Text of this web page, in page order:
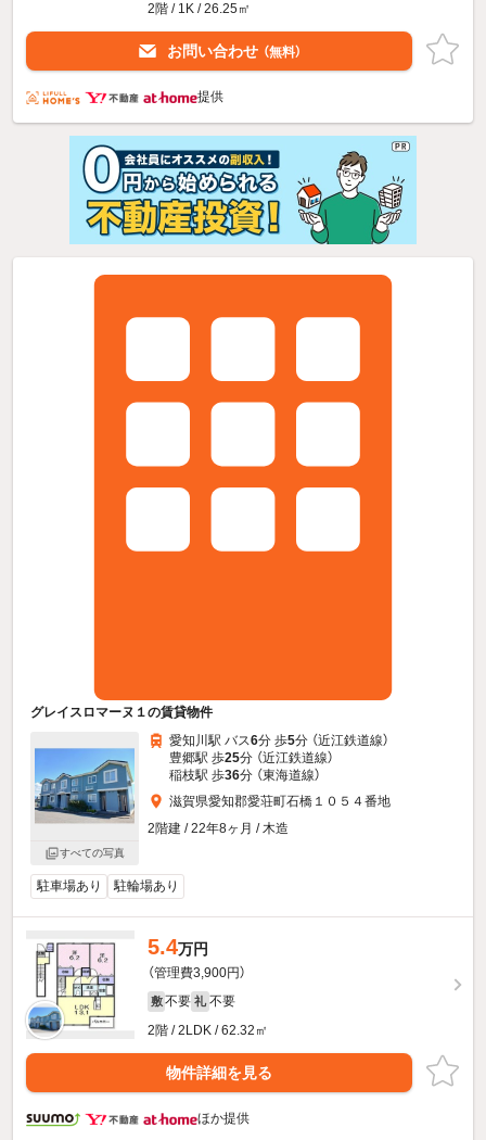
2階 / 1K / 26.25㎡
お問い合わせ （無料）
提供
グレイスロマーヌ１の賃貸物件
すべての写真
愛知川駅 バス6分 歩5分 （近江鉄道線）
豊郷駅 歩25分 （近江鉄道線）
稲枝駅 歩36分 （東海道線）
滋賀県愛知郡愛荘町石橋１０５４番地
2階建 / 22年8ヶ月 / 木造
駐車場あり 駐輪場あり
5.4万円
（管理費3,900円）
敷 不要 礼 不要
2階 / 2LDK / 62.32㎡
物件詳細を見る
ほか提供